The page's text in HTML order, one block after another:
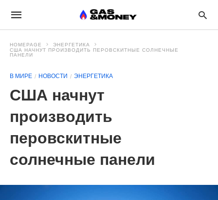
HOMEPAGE
ЭНЕРГЕТИКА
США НАЧНУТ ПРОИЗВОДИТЬ ПЕРОВСКИТНЫЕ СОЛНЕЧНЫЕ
ПАНЕЛИ
В МИРЕ НОВОСТИ ЭНЕРГЕТИКА
США начнут
производить
перовскитные
солнечные панели